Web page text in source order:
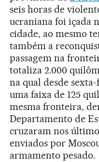
seis horas de
ucraniana foi içada
cidade, ao mesmo
também a
passagem na
totaliza 2.000
na qual desde
uma faixa de 125
mesma fronteira,
Departamento de
cruzaram nos
enviados por
armamento pesado.